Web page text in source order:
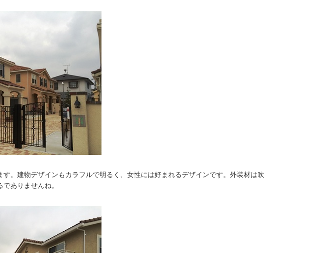
。建物デザインもカラフルで明るく、女性には好まれるデザインです。外装材は吹
ありませんね。